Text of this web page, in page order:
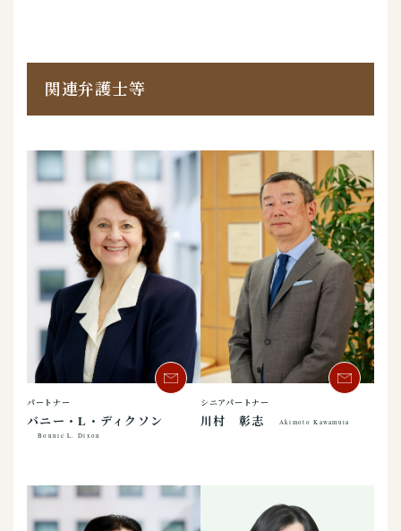
関連弁護士等
パートナー
バニー・L・ディクソン
Bonnie L. Dixon
シニアパートナー
川村 彰志 Akimoto Kawamura